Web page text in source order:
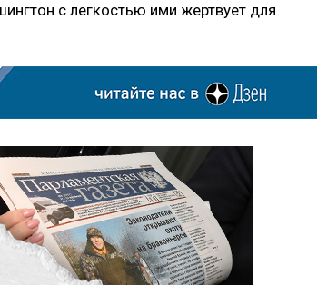
с легкостью ими жертвует для